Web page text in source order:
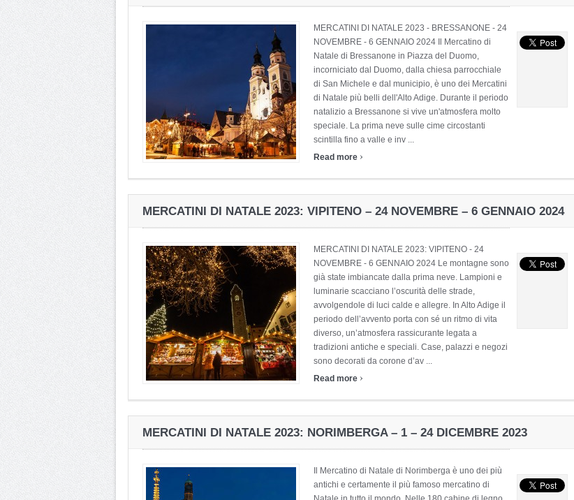
MERCATINI DI NATALE 2023 - BRESSANONE - 24
NOVEMBRE - 6 GENNAIO 2024 Il Mercatino di
Natale di Bressanone in Piazza del Duomo,
incorniciato dal Duomo, dalla chiesa parrocchiale
di San Michele e dal municipio, è uno dei Mercatini
di Natale più belli dell'Alto Adige. Durante il periodo
natalizio a Bressanone si vive un'atmosfera molto
speciale. La prima neve sulle cime circostanti
scintilla fino a valle e inv ...
Read more ›
MERCATINI DI NATALE 2023: VIPITENO – 24 NOVEMBRE – 6 GENNAIO 2024
MERCATINI DI NATALE 2023: VIPITENO - 24
NOVEMBRE - 6 GENNAIO 2024 Le montagne sono
già state imbiancate dalla prima neve. Lampioni e
luminarie scacciano l’oscurità delle strade,
avvolgendole di luci calde e allegre. In Alto Adige il
periodo dell’avvento porta con sé un ritmo di vita
diverso, un’atmosfera rassicurante legata a
tradizioni antiche e speciali. Case, palazzi e negozi
sono decorati da corone d’av ...
Read more ›
MERCATINI DI NATALE 2023: NORIMBERGA – 1 – 24 DICEMBRE 2023
Il Mercatino di Natale di Norimberga è uno dei più
antichi e certamente il più famoso mercatino di